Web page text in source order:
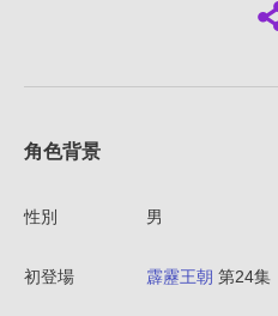
角色背景
性別 男
初登場 霹靂王朝 第24集